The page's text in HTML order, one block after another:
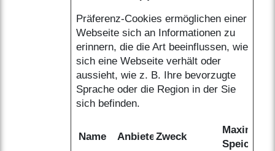
Präferenz-Cookies ermöglichen einer
Webseite sich an Informationen zu
erinnern, die die Art beeinflussen, wie
sich eine Webseite verhält oder
aussieht, wie z. B. Ihre bevorzugte
Sprache oder die Region in der Sie
sich befinden.
Name AnbieterZweck
Maximale